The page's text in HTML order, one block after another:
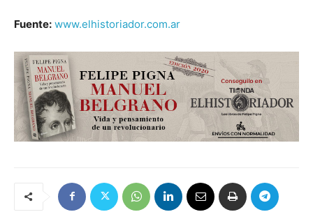
Fuente: www.elhistoriador.com.ar